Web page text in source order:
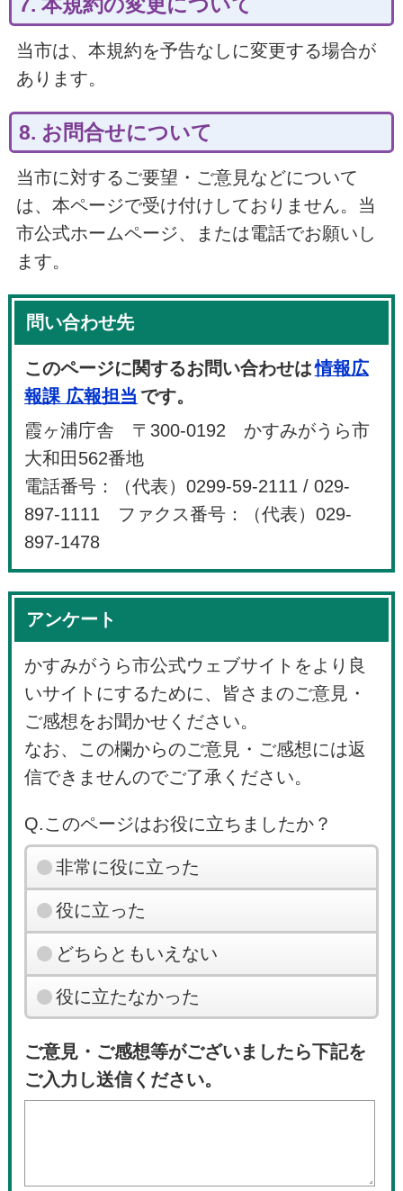
7. 本規約の変更について
当市は、本規約を予告なしに変更する場合が
あります。
8. お問合せについて
当市に対するご要望・ご意見などについて
は、本ページで受け付けしておりません。当
市公式ホームページ、または電話でお願いし
ます。
問い合わせ先
このページに関するお問い合わせは情報広
報課 広報担当 です。
霞ヶ浦庁舎 〒300-0192 かすみがうら市
大和田562番地
電話番号：（代表）0299-59-2111 / 029-
897-1111 ファクス番号：（代表）029-
897-1478
アンケート
かすみがうら市公式ウェブサイトをより良
いサイトにするために、皆さまのご意見・
ご感想をお聞かせください。
なお、この欄からのご意見・ご感想には返
信できませんのでご了承ください。
Q.このページはお役に立ちましたか？
非常に役に立った
役に立った
どちらともいえない
役に立たなかった
ご意見・ご感想等がございましたら下記を
ご入力し送信ください。